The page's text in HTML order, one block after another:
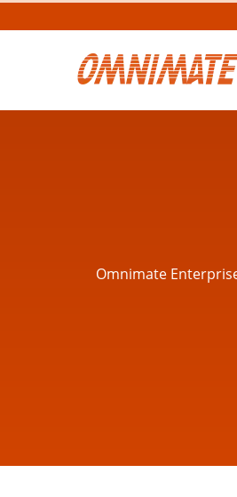
Omnimate Enterprise